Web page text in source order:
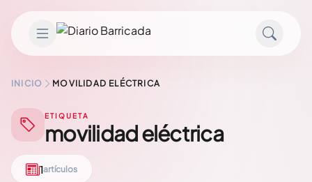
INICIO MOVILIDAD ELÉCTRICA
ETIQUETA
movilidad eléctrica
1artículos